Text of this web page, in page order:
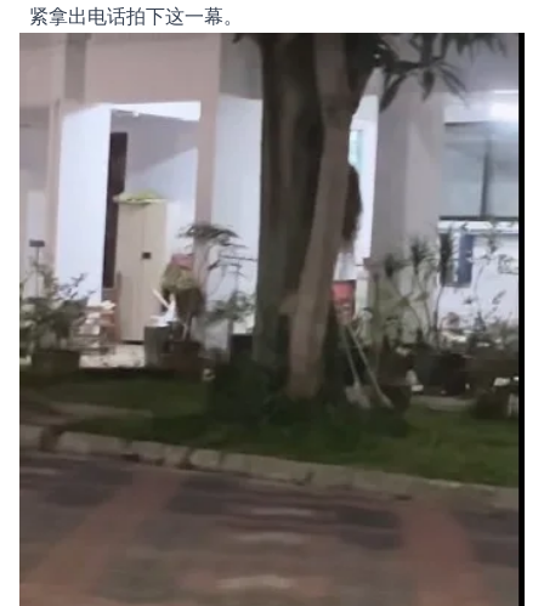
紧拿出电话拍下这一幕。